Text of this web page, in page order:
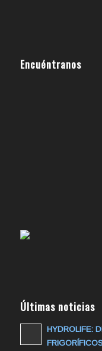
Encuéntranos
Últimas noticias
HYDROLIFE: